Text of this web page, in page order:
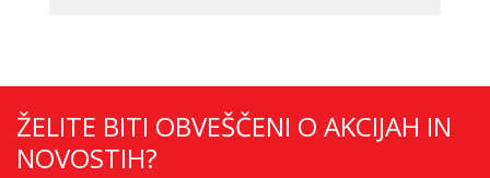
ŽELITE BITI OBVEŠČENI O AKCIJAH IN
NOVOSTIH?